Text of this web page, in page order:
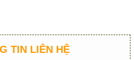
TIN LIÊN HỆ